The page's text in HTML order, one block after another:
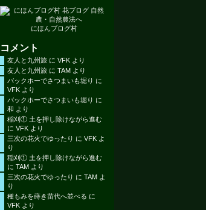
にほんブログ村
コメント
友人と九州旅 に VFK より
友人と九州旅 に TAM より
バックホーでさつまいも堀り に
VFK より
バックホーでさつまいも堀り に
和 より
稲刈① 土を押し除けながら進む
に VFK より
三次の花火でゆったり に VFK よ
り
稲刈① 土を押し除けながら進む
に TAM より
三次の花火でゆったり に TAM よ
り
種もみを蒔き苗代へ並べる に
VFK より